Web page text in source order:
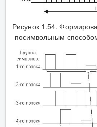
Рисунок 1.54.
посимвольным